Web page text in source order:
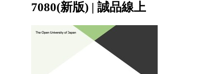
7080(新版) | 誠品線上